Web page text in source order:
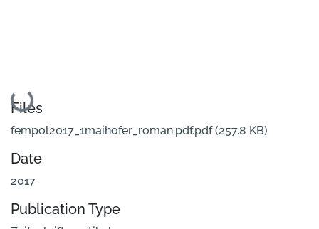
Loading...
Files
fempol2017_1maihofer_roman.pdf.pdf(257.8 KB)
Date
2017
Publication Type